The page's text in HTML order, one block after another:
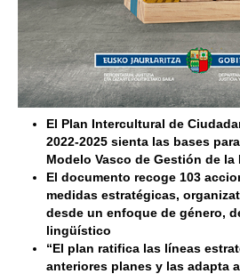
El Plan Intercultural de
2022-2025 sienta las bases
Modelo Vasco de Gestión de la
El documento recoge 103
medidas estratégicas,
desde un enfoque de género,
lingüístico
“El plan ratifica las líneas
anteriores planes y las adapta